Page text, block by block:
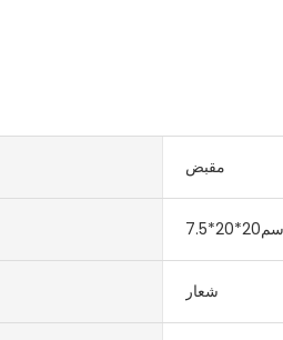
مقبض
سم20*20*7.5
شعار